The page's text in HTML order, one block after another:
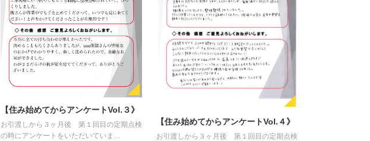
【住み始めてからアンケートVol.３》
お引渡しから３ヶ月後 第１回目の定期点検
の時にアンケートをいただいていま…
【住み始めてからアンケートVol.４》
お引渡しから３ヶ月後 第１回目の定期点検